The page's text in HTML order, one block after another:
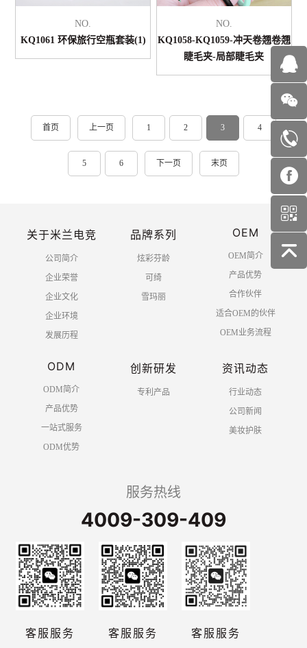
NO.
KQ1061 环保旅行空瓶套装(1)
NO.
KQ1058-KQ1059-冲天卷翘卷翘
睫毛夹-局部睫毛夹
首页 上一页 1 2 3 4
5 6 下一页 末页
关于米兰电竞
公司简介
企业荣誉
企业文化
企业环境
发展历程
品牌系列
炫彩芬龄
可绮
雪玛丽
OEM
OEM简介
产品优势
合作伙伴
适合OEM的伙伴
OEM业务流程
ODM
ODM简介
产品优势
一站式服务
ODM优势
创新研发
专利产品
资讯动态
行业动态
公司新闻
美妆护肤
服务热线
4009-309-409
客服服务 客服服务 客服服务